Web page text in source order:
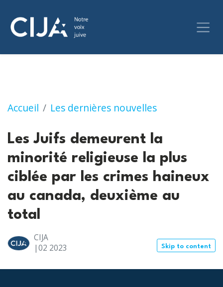
Accueil Les dernières nouvelles
Les Juifs demeurent la minorité religieuse
Les Juifs demeurent la
minorité religieuse la plus
ciblée par les crimes haineux
au canada, deuxième au
total
CIJA
|02 2023 Skip to content